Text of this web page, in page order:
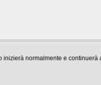
normalmente e